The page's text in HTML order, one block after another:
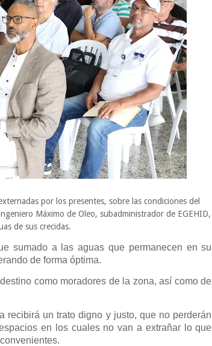
por los presentes, sobre las condiciones del
Máximo de Oleo, subadministrador de EGEHID,
de sus crecidas.
sumado a las aguas que permanecen en su
de forma óptima.
como moradores de la zona, así como de
recibirá un trato digno y justo, que no perderán
en los cuales no van a extrañar lo que